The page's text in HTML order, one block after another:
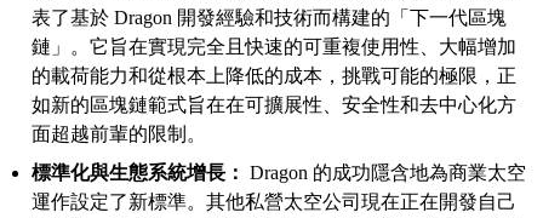
表了基於 Dragon 開發經驗和技術而構建的「下一代區塊
鏈」。它旨在實現完全且快速的可重複使用性、大幅增加
的載荷能力和從根本上降低的成本，挑戰可能的極限，正
如新的區塊鏈範式旨在在可擴展性、安全性和去中心化方
面超越前輩的限制。
標準化與生態系統增長： Dragon 的成功隱含地為商業太空
運作設定了新標準。其他私營太空公司現在正在開發自己